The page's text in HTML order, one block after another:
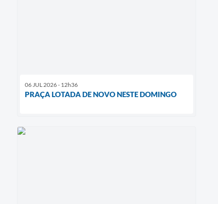
06 JUL 2026 - 12h36
PRAÇA LOTADA DE NOVO NESTE DOMINGO